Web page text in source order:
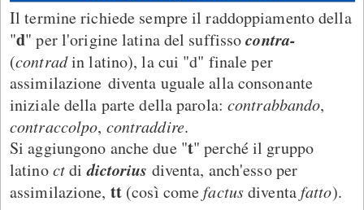
Il termine richiede sempre il raddoppiamento della
"d" per l'origine latina del suffissocontra-
(contradin latino), la cui "d" finale per
assimilazione diventa uguale alla consonante
iniziale della parte della parola: contrabbando,
contraccolpo, contraddire.
Si aggiungono anche due "t" perché il gruppo
latinoctdidictorius diventa, anch'esso per
assimilazione, tt(così comefactusdiventafatto).